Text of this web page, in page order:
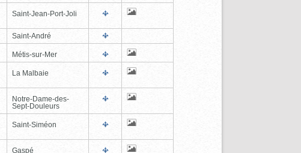
Saint-Jean-Port-Joli
Saint-André
Métis-sur-Mer
La Malbaie
Notre-Dame-des-
Sept-Douleurs
Saint-Siméon
Gaspé